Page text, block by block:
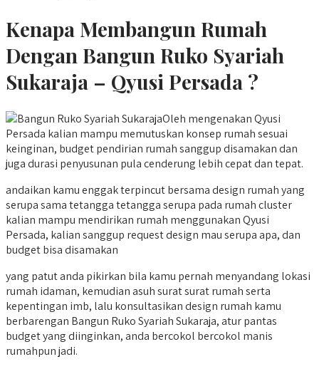
Kenapa Membangun Rumah
Dengan Bangun Ruko Syariah
Sukaraja – Qyusi Persada ?
Oleh mengenakan Qyusi
Persada kalian mampu memutuskan konsep rumah sesuai
keinginan, budget pendirian rumah sanggup disamakan dan
juga durasi penyusunan pula cenderung lebih cepat dan tepat.
andaikan kamu enggak terpincut bersama design rumah yang
serupa sama tetangga tetangga serupa pada rumah cluster
kalian mampu mendirikan rumah menggunakan Qyusi
Persada, kalian sanggup request design mau serupa apa, dan
budget bisa disamakan
yang patut anda pikirkan bila kamu pernah menyandang lokasi
rumah idaman, kemudian asuh surat surat rumah serta
kepentingan imb, lalu konsultasikan design rumah kamu
berbarengan Bangun Ruko Syariah Sukaraja, atur pantas
budget yang diinginkan, anda bercokol bercokol manis
rumahpun jadi.